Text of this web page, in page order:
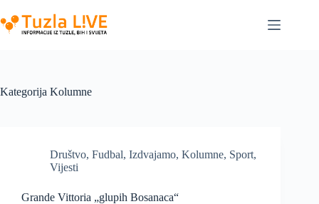
to
content
Kategorija Kolumne
Društvo, Fudbal, Izdvajamo, Kolumne, Sport,
Vijesti
Grande Vittoria „glupih Bosanaca“